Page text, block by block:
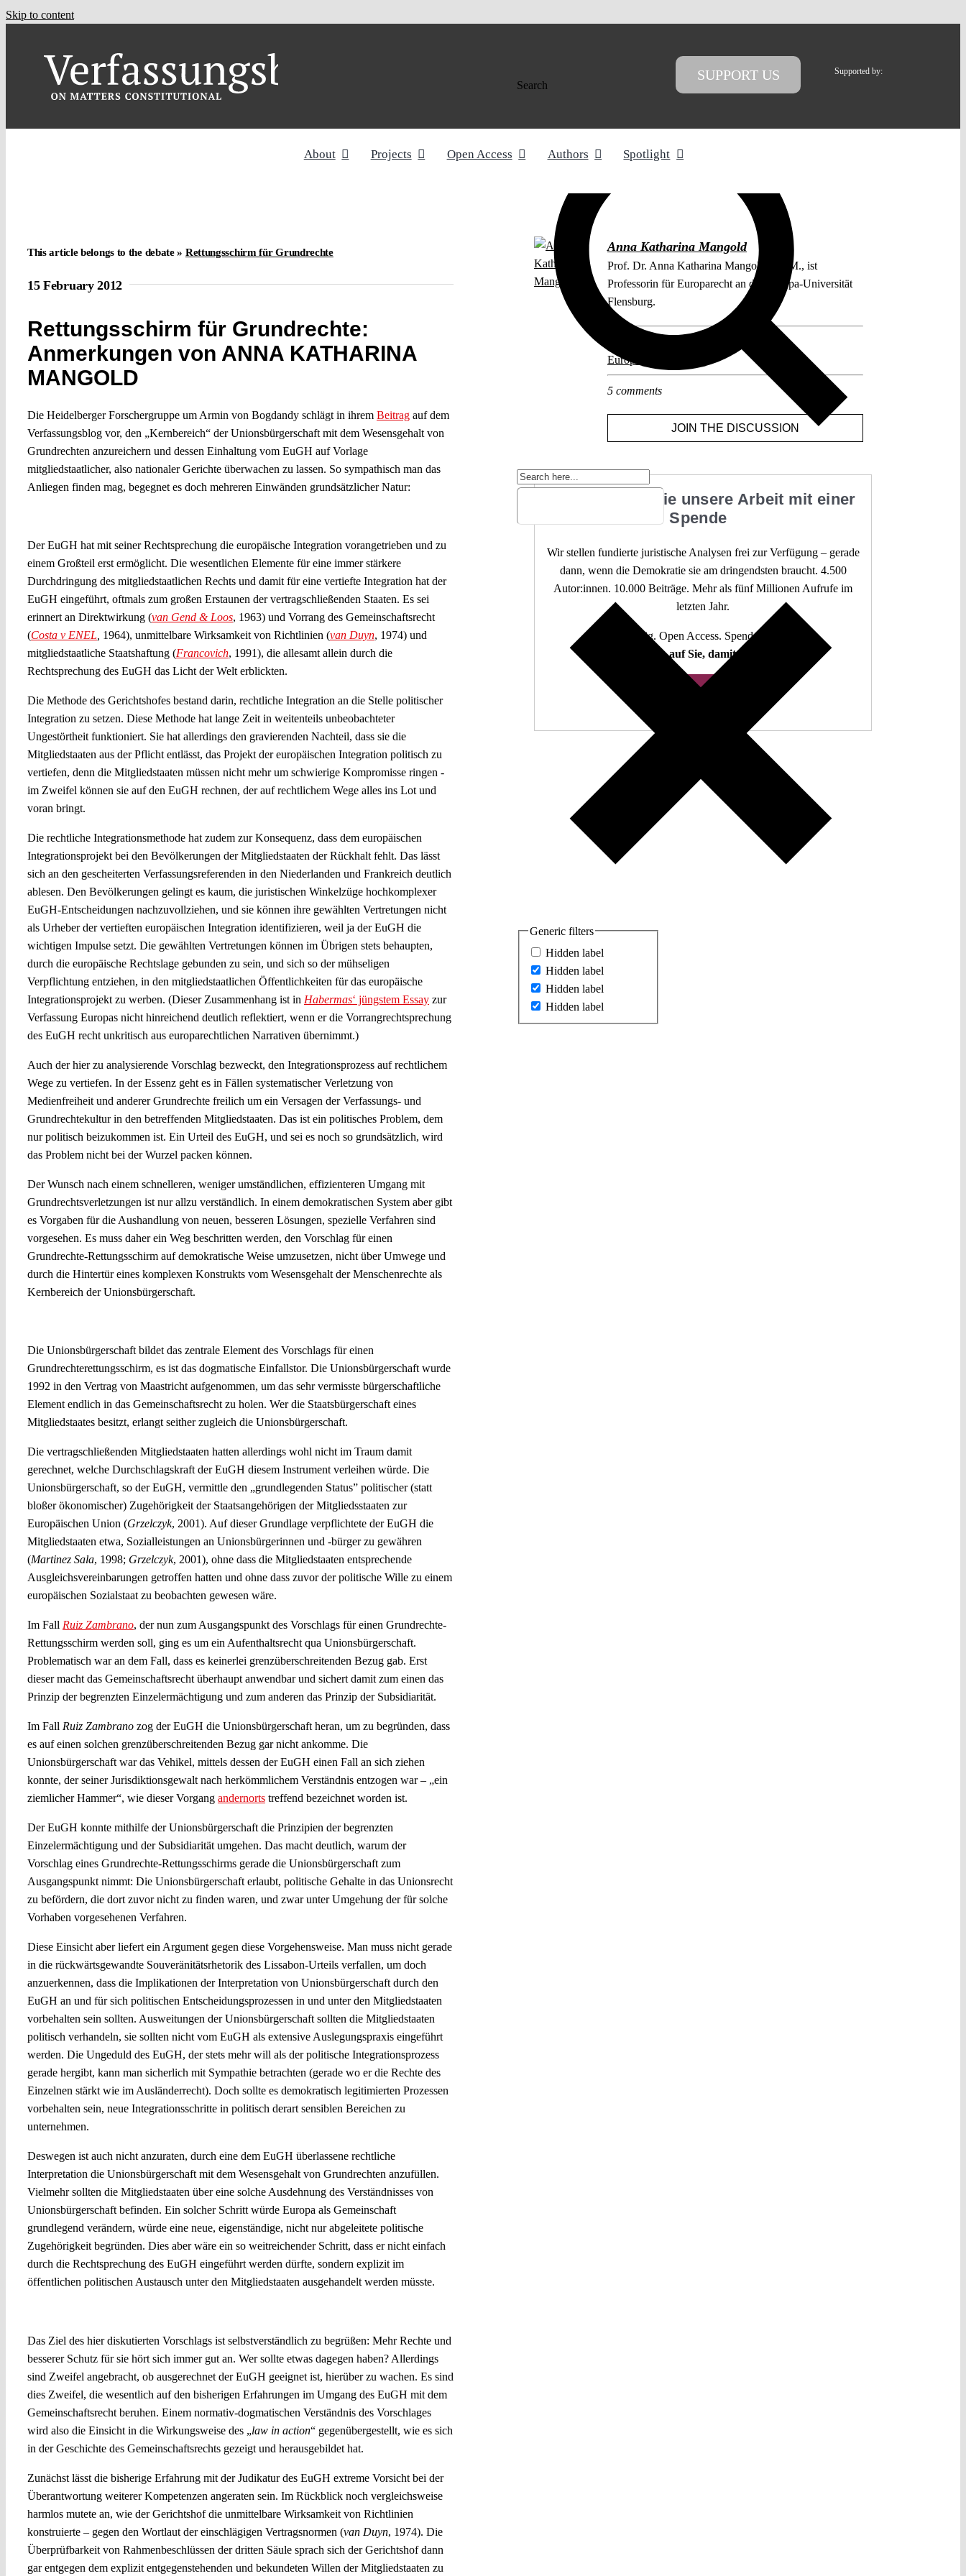
Skip to content
Search
Generic filters
Hidden label
Hidden label
Hidden label
Hidden label
SUPPORT US Supported by:
About Projects Open Access Authors Spotlight
This article belongs to the debate » Rettungsschirm für Grundrechte
15 February 2012
Rettungsschirm für Grundrechte:
Anmerkungen von ANNA KATHARINA
MANGOLD
Die Heidelberger Forschergruppe um Armin von Bogdandy schlägt in ihrem Beitragauf dem
Verfassungsblog vor, den „Kernbereich“ der Unionsbürgerschaft mit dem Wesensgehalt von
Grundrechten anzureichern und dessen Einhaltung vom EuGH auf Vorlage
mitgliedstaatlicher, also nationaler Gerichte überwachen zu lassen. So sympathisch man das
Anliegen finden mag, begegnet es doch mehreren Einwänden grundsätzlicher Natur:
Der EuGH hat mit seiner Rechtsprechung die europäische Integration vorangetrieben und zu
einem Großteil erst ermöglicht. Die wesentlichen Elemente für eine immer stärkere
Durchdringung des mitgliedstaatlichen Rechts und damit für eine vertiefte Integration hat der
EuGH eingeführt, oftmals zum großen Erstaunen der vertragschließenden Staaten. Es sei
erinnert an Direktwirkung (van Gend & Loos, 1963) und Vorrang des Gemeinschaftsrecht
(Costa v ENEL 1964), unmittelbare Wirksamkeit von Richtlinien (van Duyn, 1974) und
mitgliedstaatliche Staatshaftung (Francovich, 1991), die allesamt allein durch die
Rechtsprechung des EuGH das Licht der Welt erblickten.
Die Methode des Gerichtshofes bestand darin, rechtliche Integration an die Stelle politischer
Integration zu setzen. Diese Methode hat lange Zeit in weitenteils unbeobachteter
Ungestörtheit funktioniert. Sie hat allerdings den gravierenden Nachteil, dass sie die
Mitgliedstaaten aus der Pflicht entlässt, das Projekt der europäischen Integration politisch zu
vertiefen, denn die Mitgliedstaaten müssen nicht mehr um schwierige Kompromisse ringen ‑
im Zweifel können sie auf den EuGH rechnen, der auf rechtlichem Wege alles ins Lot und
voran bringt.
Die rechtliche Integrationsmethode hat zudem zur Konsequenz, dass dem europäischen
Integrationsprojekt bei den Bevölkerungen der Mitgliedstaaten der Rückhalt fehlt. Das lässt
sich an den gescheiterten Verfassungsreferenden in den Niederlanden und Frankreich deutlich
ablesen. Den Bevölkerungen gelingt es kaum, die juristischen Winkelzüge hochkomplexer
EuGH-Entscheidungen nachzuvollziehen, und sie können ihre gewählten Vertretungen nicht
als Urheber der vertieften europäischen Integration identifizieren, weil ja der EuGH die
wichtigen Impulse setzt. Die gewählten Vertretungen können im Übrigen stets behaupten,
durch die europäische Rechtslage gebunden zu sein, und sich so der mühseligen
Verpflichtung entziehen, in den mitgliedstaatlichen Öffentlichkeiten für das europäische
Integrationsprojekt zu werben. (Dieser Zusammenhang ist in Habermas‘ jüngstem Essayzur
Verfassung Europas nicht hinreichend deutlich reflektiert, wenn er die Vorrangrechtsprechung
des EuGH recht unkritisch aus europarechtlichen Narrativen übernimmt.)
Auch der hier zu analysierende Vorschlag bezweckt, den Integrationsprozess auf rechtlichem
Wege zu vertiefen. In der Essenz geht es in Fällen systematischer Verletzung von
Medienfreiheit und anderer Grundrechte freilich um ein Versagen der Verfassungs- und
Grundrechtekultur in den betreffenden Mitgliedstaaten. Das ist ein politisches Problem, dem
nur politisch beizukommen ist. Ein Urteil des EuGH, und sei es noch so grundsätzlich, wird
das Problem nicht bei der Wurzel packen können.
Der Wunsch nach einem schnelleren, weniger umständlichen, effizienteren Umgang mit
Grundrechtsverletzungen ist nur allzu verständlich. In einem demokratischen System aber gibt
es Vorgaben für die Aushandlung von neuen, besseren Lösungen, spezielle Verfahren sind
vorgesehen. Es muss daher ein Weg beschritten werden, den Vorschlag für einen
Grundrechte-Rettungsschirm auf demokratische Weise umzusetzen, nicht über Umwege und
durch die Hintertür eines komplexen Konstrukts vom Wesensgehalt der Menschenrechte als
Kernbereich der Unionsbürgerschaft.
Die Unionsbürgerschaft bildet das zentrale Element des Vorschlags für einen
Grundrechterettungsschirm, es ist das dogmatische Einfallstor. Die Unionsbürgerschaft wurde
1992 in den Vertrag von Maastricht aufgenommen, um das sehr vermisste bürgerschaftliche
Element endlich in das Gemeinschaftsrecht zu holen. Wer die Staatsbürgerschaft eines
Mitgliedstaates besitzt, erlangt seither zugleich die Unionsbürgerschaft.
Die vertragschließenden Mitgliedstaaten hatten allerdings wohl nicht im Traum damit
gerechnet, welche Durchschlagskraft der EuGH diesem Instrument verleihen würde. Die
Unionsbürgerschaft, so der EuGH, vermittle den „grundlegenden Status” politischer (statt
bloßer ökonomischer) Zugehörigkeit der Staatsangehörigen der Mitgliedsstaaten zur
Europäischen Union (Grzelczyk, 2001). Auf dieser Grundlage verpflichtete der EuGH die
Mitgliedstaaten etwa, Sozialleistungen an Unionsbürgerinnen und -bürger zu gewähren
(Martinez Sala, 1998; Grzelczyk, 2001), ohne dass die Mitgliedstaaten entsprechende
Ausgleichsvereinbarungen getroffen hatten und ohne dass zuvor der politische Wille zu einem
europäischen Sozialstaat zu beobachten gewesen wäre.
Im Fall Ruiz Zambrano, der nun zum Ausgangspunkt des Vorschlags für einen Grundrechte-
Rettungsschirm werden soll, ging es um ein Aufenthaltsrecht qua Unionsbürgerschaft.
Problematisch war an dem Fall, dass es keinerlei grenzüberschreitenden Bezug gab. Erst
dieser macht das Gemeinschaftsrecht überhaupt anwendbar und sichert damit zum einen das
Prinzip der begrenzten Einzelermächtigung und zum anderen das Prinzip der Subsidiarität.
Im Fall Ruiz Zambranozog der EuGH die Unionsbürgerschaft heran, um zu begründen, dass
es auf einen solchen grenzüberschreitenden Bezug gar nicht ankomme. Die
Unionsbürgerschaft war das Vehikel, mittels dessen der EuGH einen Fall an sich ziehen
konnte, der seiner Jurisdiktionsgewalt nach herkömmlichem Verständnis entzogen war – „ein
ziemlicher Hammer“, wie dieser Vorgang andernortstreffend bezeichnet worden ist.
Der EuGH konnte mithilfe der Unionsbürgerschaft die Prinzipien der begrenzten
Einzelermächtigung und der Subsidiarität umgehen. Das macht deutlich, warum der
Vorschlag eines Grundrechte-Rettungsschirms gerade die Unionsbürgerschaft zum
Ausgangspunkt nimmt: Die Unionsbürgerschaft erlaubt, politische Gehalte in das Unionsrecht
zu befördern, die dort zuvor nicht zu finden waren, und zwar unter Umgehung der für solche
Vorhaben vorgesehenen Verfahren.
Diese Einsicht aber liefert ein Argument gegen diese Vorgehensweise. Man muss nicht gerade
in die rückwärtsgewandte Souveränitätsrhetorik des Lissabon-Urteils verfallen, um doch
anzuerkennen, dass die Implikationen der Interpretation von Unionsbürgerschaft durch den
EuGH an und für sich politischen Entscheidungsprozessen in und unter den Mitgliedstaaten
vorbehalten sein sollten. Ausweitungen der Unionsbürgerschaft sollten die Mitgliedstaaten
politisch verhandeln, sie sollten nicht vom EuGH als extensive Auslegungspraxis eingeführt
werden. Die Ungeduld des EuGH, der stets mehr will als der politische Integrationsprozess
gerade hergibt, kann man sicherlich mit Sympathie betrachten (gerade wo er die Rechte des
Einzelnen stärkt wie im Ausländerrecht). Doch sollte es demokratisch legitimierten Prozessen
vorbehalten sein, neue Integrationsschritte in politisch derart sensiblen Bereichen zu
unternehmen.
Deswegen ist auch nicht anzuraten, durch eine dem EuGH überlassene rechtliche
Interpretation die Unionsbürgerschaft mit dem Wesensgehalt von Grundrechten anzufüllen.
Vielmehr sollten die Mitgliedstaaten über eine solche Ausdehnung des Verständnisses von
Unionsbürgerschaft befinden. Ein solcher Schritt würde Europa als Gemeinschaft
grundlegend verändern, würde eine neue, eigenständige, nicht nur abgeleitete politische
Zugehörigkeit begründen. Dies aber wäre ein so weitreichender Schritt, dass er nicht einfach
durch die Rechtsprechung des EuGH eingeführt werden dürfte, sondern explizit im
öffentlichen politischen Austausch unter den Mitgliedstaaten ausgehandelt werden müsste.
Das Ziel des hier diskutierten Vorschlags ist selbstverständlich zu begrüßen: Mehr Rechte und
besserer Schutz für sie hört sich immer gut an. Wer sollte etwas dagegen haben? Allerdings
sind Zweifel angebracht, ob ausgerechnet der EuGH geeignet ist, hierüber zu wachen. Es sind
dies Zweifel, die wesentlich auf den bisherigen Erfahrungen im Umgang des EuGH mit dem
Gemeinschaftsrecht beruhen. Einem normativ-dogmatischen Verständnis des Vorschlages
wird also die Einsicht in die Wirkungsweise des „law in action“ gegenübergestellt, wie es sich
in der Geschichte des Gemeinschaftsrechts gezeigt und herausgebildet hat.
Zunächst lässt die bisherige Erfahrung mit der Judikatur des EuGH extreme Vorsicht bei der
Überantwortung weiterer Kompetenzen angeraten sein. Im Rückblick noch vergleichsweise
harmlos mutete an, wie der Gerichtshof die unmittelbare Wirksamkeit von Richtlinien
konstruierte – gegen den Wortlaut der einschlägigen Vertragsnormen (van Duyn, 1974). Die
Überprüfbarkeit von Rahmenbeschlüssen der dritten Säule sprach sich der Gerichtshof dann
gar entgegen dem explizit entgegenstehenden und bekundeten Willen der Mitgliedstaaten zu
Anna Katharina Mangold
Prof. Dr. Anna Katharina Mangold, LL.M., ist
Professorin für Europarecht an der Europa-Universität
Flensburg.
Europa
5 comments
JOIN THE DISCUSSION
Unterstützen Sie unsere Arbeit mit einer
Spende
Wir stellen fundierte juristische Analysen frei zur Verfügung – gerade
dann, wenn die Demokratie sie am dringendsten braucht. 4.500
Autor:innen. 10.000 Beiträge. Mehr als fünf Millionen Aufrufe im
letzten Jahr.
Unabhängig. Open Access. Spendenfinanziert.
Wir zählen auf Sie, damit es so bleibt.
Spenden ♡